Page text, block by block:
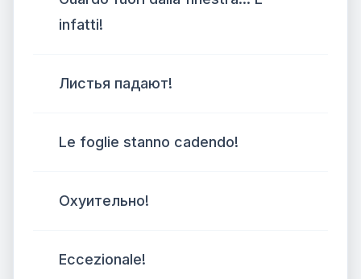
infatti!
Листья падают!
Le foglie stanno cadendo!
Охуительно!
Eccezionale!